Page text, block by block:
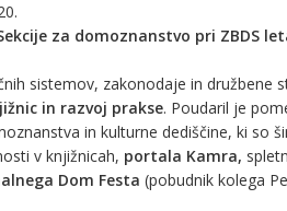
za domoznanstvo pri ZBDS
sistemov, zakonodaje in družbene
in razvoj prakse. Poudaril je
in kulturne dediščine, ki so
v knjižnicah, portala Kamra,
Dom Festa (pobudnik kolega